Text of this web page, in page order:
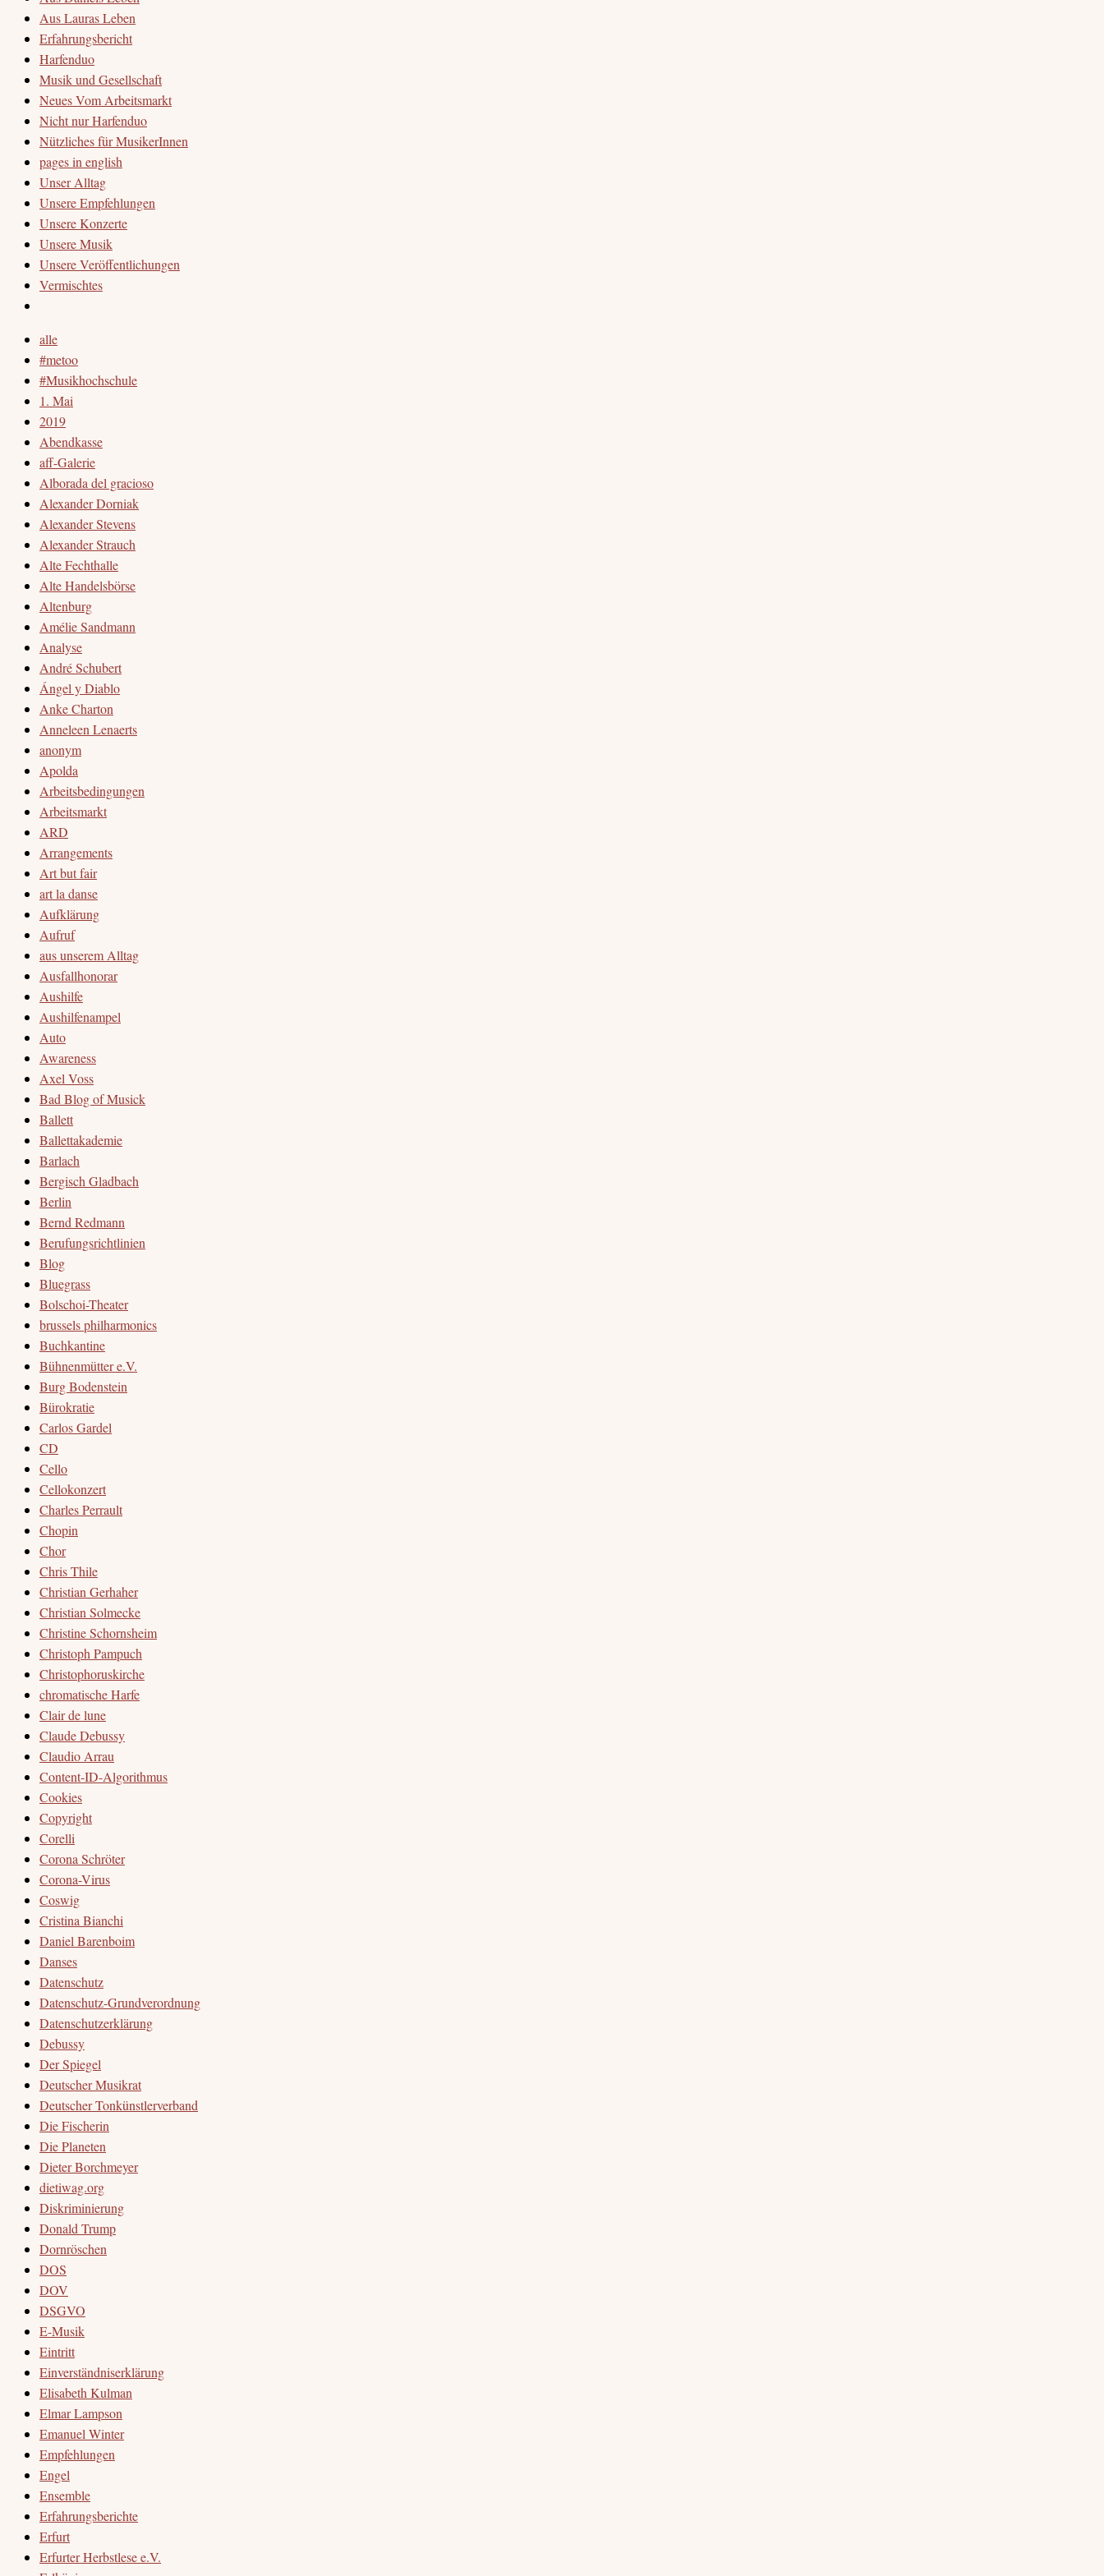
Aus Lauras Leben
Erfahrungsbericht
Harfenduo
Musik und Gesellschaft
Neues Vom Arbeitsmarkt
Nicht nur Harfenduo
Nützliches für MusikerInnen
pages in english
Unser Alltag
Unsere Empfehlungen
Unsere Konzerte
Unsere Musik
Unsere Veröffentlichungen
Vermischtes
alle
#metoo
#Musikhochschule
1. Mai
2019
Abendkasse
aff-Galerie
Alborada del gracioso
Alexander Dorniak
Alexander Stevens
Alexander Strauch
Alte Fechthalle
Alte Handelsbörse
Altenburg
Amélie Sandmann
Analyse
André Schubert
Ángel y Diablo
Anke Charton
Anneleen Lenaerts
anonym
Apolda
Arbeitsbedingungen
Arbeitsmarkt
ARD
Arrangements
Art but fair
art la danse
Aufklärung
Aufruf
aus unserem Alltag
Ausfallhonorar
Aushilfe
Aushilfenampel
Auto
Awareness
Axel Voss
Bad Blog of Musick
Ballett
Ballettakademie
Barlach
Bergisch Gladbach
Berlin
Bernd Redmann
Berufungsrichtlinien
Blog
Bluegrass
Bolschoi-Theater
brussels philharmonics
Buchkantine
Bühnenmütter e.V.
Burg Bodenstein
Bürokratie
Carlos Gardel
CD
Cello
Cellokonzert
Charles Perrault
Chopin
Chor
Chris Thile
Christian Gerhaher
Christian Solmecke
Christine Schornsheim
Christoph Pampuch
Christophoruskirche
chromatische Harfe
Clair de lune
Claude Debussy
Claudio Arrau
Content-ID-Algorithmus
Cookies
Copyright
Corelli
Corona Schröter
Corona-Virus
Coswig
Cristina Bianchi
Daniel Barenboim
Danses
Datenschutz
Datenschutz-Grundverordnung
Datenschutzerklärung
Debussy
Der Spiegel
Deutscher Musikrat
Deutscher Tonkünstlerverband
Die Fischerin
Die Planeten
Dieter Borchmeyer
dietiwag.org
Diskriminierung
Donald Trump
Dornröschen
DOS
DOV
DSGVO
E-Musik
Eintritt
Einverständniserklärung
Elisabeth Kulman
Elmar Lampson
Emanuel Winter
Empfehlungen
Engel
Ensemble
Erfahrungsberichte
Erfurt
Erfurter Herbstlese e.V.